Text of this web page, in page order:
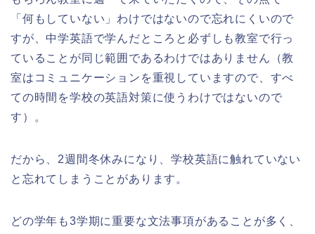
「何もしていない」わけではないので忘れにくいので
すが、中学英語で学んだところと必ずしも教室で行っ
ていることが同じ範囲であるわけではありません（教
室はコミュニケーションを重視していますので、すべ
ての時間を学校の英語対策に使うわけではないので
す）。
だから、2週間冬休みになり、学校英語に触れていない
と忘れてしまうことがあります。
どの学年も3学期に重要な文法事項があることが多く、